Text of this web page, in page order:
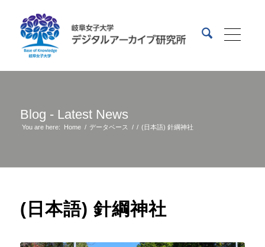
Blog - Latest News
You are here: Home / データベース / / (日本語) 針綱神社
(日本語) 針綱神社